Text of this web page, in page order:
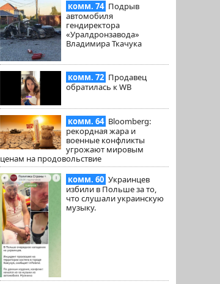
комм. 74 Подрыв
автомобиля
гендиректора
«Уралдронзавода»
Владимира Ткачука
комм. 72 Продавец
обратилась к WB
комм. 64 Bloomberg:
рекордная жара и
военные конфликты
угрожают мировым
ценам на продовольствие
комм. 60 Украинцев
избили в Польше за то,
что слушали украинскую
музыку.